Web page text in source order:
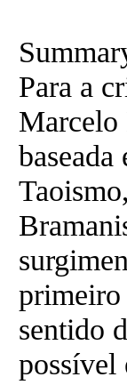
Para a
Marcelo
primeiro
sentido
possível